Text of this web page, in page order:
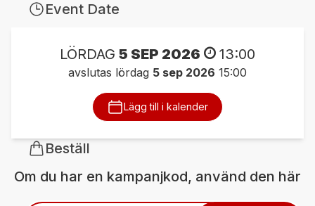
Event Date
LÖRDAG 5 SEP 2026 13:00
avslutas lördag 5 sep 2026 15:00
Lägg till i kalender
Beställ
Om du har en kampanjkod, använd den här